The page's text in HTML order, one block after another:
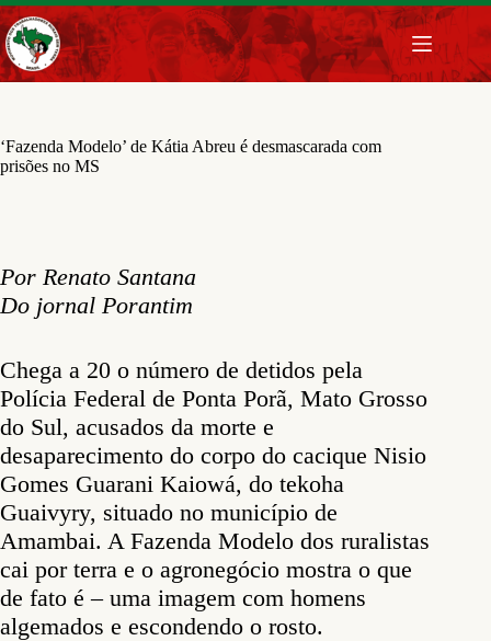
Pular
para
o
conteúdo
‘Fazenda Modelo’ de Kátia Abreu é desmascarada com
prisões no MS
Por Renato Santana
Do jornal Porantim
Chega a 20 o número de detidos pela
Polícia Federal de Ponta Porã, Mato Grosso
do Sul, acusados da morte e
desaparecimento do corpo do cacique Nisio
Gomes Guarani Kaiowá, do tekoha
Guaivyry, situado no município de
Amambai. A Fazenda Modelo dos ruralistas
cai por terra e o agronegócio mostra o que
de fato é – uma imagem com homens
algemados e escondendo o rosto.